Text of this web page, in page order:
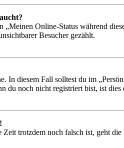
Online-Status während
Besucher gezählt.
In diesem Fall solltest du im
du noch nicht registriert bist, ist
trotzdem noch falsch ist, geht